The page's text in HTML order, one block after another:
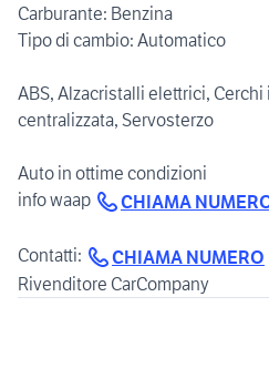
Carburante: Benzina
Tipo di cambio: Automatico
ABS, Alzacristalli elettrici, Cerchi
centralizzata, Servosterzo
Auto in ottime condizioni
info waap
CHIAMA
Contatti: CHIAMA NUMERO
Rivenditore CarCompany